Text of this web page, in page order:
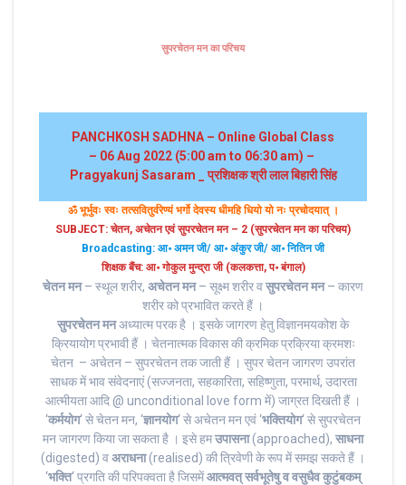
सुपरचेतन मन का परिचय
PANCHKOSH SADHNA – Online Global Class
– 06 Aug 2022 (5:00 am to 06:30 am) –
Pragyakunj Sasaram _ प्रशिक्षक श्री लाल बिहारी सिंह
ॐ भूर्भुवः स्‍वः तत्‍सवितुर्वरेण्‍यं भर्गो देवस्य धीमहि धियो यो नः प्रचोदयात्‌ ।
SUBJECT: चेतन, अचेतन एवं सुपरचेतन मन – 2 (सुपरचेतन मन का परिचय)
Broadcasting: आ॰ अमन जी/ आ॰ अंकुर जी/ आ॰ नितिन जी
शिक्षक बैंच: आ॰ गोकुल मुन्द्रा जी (कलकत्ता, प॰ बंगाल)
चेतन मन– स्थूल शरीर, अचेतन मन– सूक्ष्म शरीर वसुपरचेतन मन– कारण
शरीर को प्रभावित करते हैं ।
सुपरचेतन मनअध्यात्म परक है । इसके जागरण हेतु विज्ञानमयकोश के
क्रियायोग प्रभावी हैं । चेतनात्मक विकास की क्रमिक प्रक्रिया क्रमशः
चेतन – अचेतन – सुपरचेतन तक जाती हैं । सुपर चेतन जागरण उपरांत
साधक में भाव संवेदनाएं (सज्जनता, सहकारिता, सहिष्णुता, परमार्थ, उदारता
आत्मीयता आदि @ unconditional love form में) जाग्रत दिखती हैं ।
‘कर्मयोग‘ से चेतन मन, ‘ज्ञानयोग‘ से अचेतन मन एवं ‘भक्तियोग‘ से सुपरचेतन
मन जागरण किया जा सकता है । इसे हमउपासना(approached), साधना
(digested) वअराधना(realised) की त्रिवेणी के रूप में समझ सकते हैं ।
‘भक्ति‘ प्रगति की परिपक्वता है जिसमेंआत्मवत् सर्वभूतेषु व वसुधैव कुटुंबकम्